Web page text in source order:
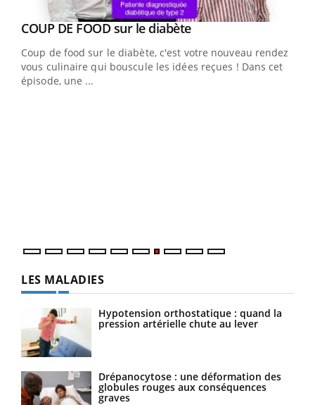
Youtube
COUP DE FOOD sur le diabèteYoutube
Coup de food sur le diabète, c'est votre nouveau rendez-
vous culinaire qui bouscule les idées reçues ! Dans cet
épisode, une ...
LES MALADIES
Hypotension orthostatique : quand la
pression artérielle chute au lever
Drépanocytose : une déformation des
globules rouges aux conséquences
graves